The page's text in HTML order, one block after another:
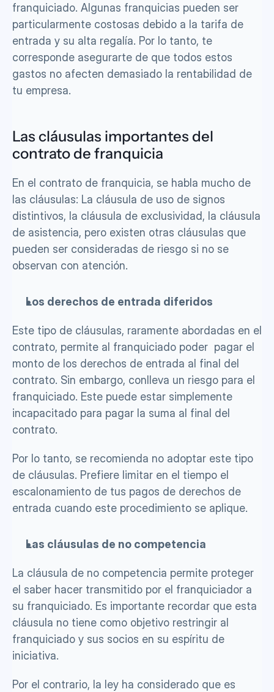
franquiciado. Algunas franquicias pueden ser
particularmente costosas debido a la tarifa de
entrada y su alta regalía. Por lo tanto, te
corresponde asegurarte de que todos estos
gastos no afecten demasiado la rentabilidad de
tu empresa.
Las cláusulas importantes del
contrato de franquicia
En el contrato de franquicia, se habla mucho de
las cláusulas: La cláusula de uso de signos
distintivos, la cláusula de exclusividad, la cláusula
de asistencia, pero existen otras cláusulas que
pueden ser consideradas de riesgo si no se
observan con atención.
Los derechos de entrada diferidos
Este tipo de cláusulas, raramente abordadas en el
contrato, permite al franquiciado poder  pagar el
monto de los derechos de entrada al final del
contrato. Sin embargo, conlleva un riesgo para el
franquiciado. Este puede estar simplemente
incapacitado para pagar la suma al final del
contrato.
Por lo tanto, se recomienda no adoptar este tipo
de cláusulas. Prefiere limitar en el tiempo el
escalonamiento de tus pagos de derechos de
entrada cuando este procedimiento se aplique.
Las cláusulas de no competencia
La cláusula de no competencia permite proteger
el saber hacer transmitido por el franquiciador a
su franquiciado. Es importante recordar que esta
cláusula no tiene como objetivo restringir al
franquiciado y sus socios en su espíritu de
iniciativa.
Por el contrario, la ley ha considerado que es